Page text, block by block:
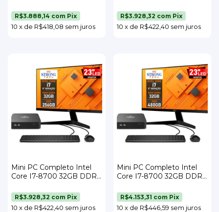
23" Teclado e Mouse
Strong Tech
10 x de R$418,08 sem juros
R$3.888,14 com Pix
23" Teclado e Mouse
Strong Tech
10 x de R$422,40 sem juros
R$3.928,32 com Pix
Mini PC Completo Intel
Core I7-8700 32GB DDR4
23" Teclado e Mouse
Strong Tech
10 x de R$422,40 sem juros
R$3.928,32 com Pix
Mini PC Completo Intel
Core I7-8700 32GB DDR4
23" Teclado e Mouse
Strong Tech
10 x de R$446,59 sem juros
R$4.153,31 com Pix